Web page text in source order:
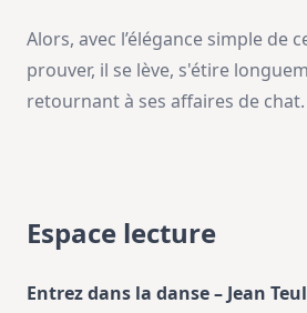
Alors, avec l’élégance simple de
prouver, il se lève, s'étire
retournant à ses affaires de chat.
Espace lecture
Entrez dans la danse – Jean